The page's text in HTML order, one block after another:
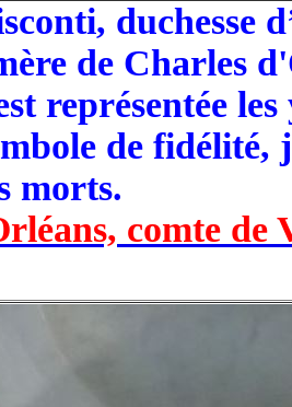
duchesse
de Charles
représentée
de
morts.
comte de